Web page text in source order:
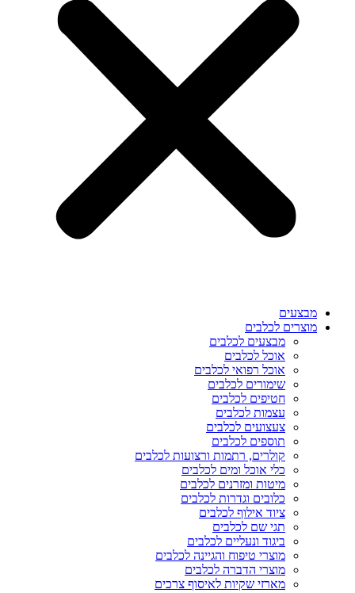
מבצעים
מוצרים לכלבים
מבצעים לכלבים
אוכל לכלבים
אוכל רפואי לכלבים
שימורים לכלבים
חטיפים לכלבים
עצמות לכלבים
צעצועים לכלבים
תוספים לכלבים
קולרים, רתמות ורצועות לכלבים
כלי אוכל ומים לכלבים
מיטות ומזרנים לכלבים
כלובים וגדרות לכלבים
ציוד אילוף לכלבים
תגי שם לכלבים
ביגוד ונעליים לכלבים
מוצרי טיפוח והגיינה לכלבים
מוצרי הדברה לכלבים
מארזי שקיות לאיסוף צרכים